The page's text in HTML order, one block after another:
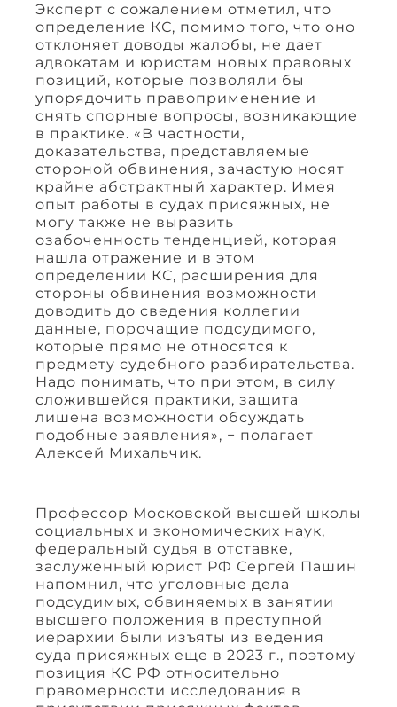
Эксперт с сожалением отметил, что
определение КС, помимо того, что оно
отклоняет доводы жалобы, не дает
адвокатам и юристам новых правовых
позиций, которые позволяли бы
упорядочить правоприменение и
снять спорные вопросы, возникающие
в практике. «В частности,
доказательства, представляемые
стороной обвинения, зачастую носят
крайне абстрактный характер. Имея
опыт работы в судах присяжных, не
могу также не выразить
озабоченность тенденцией, которая
нашла отражение и в этом
определении КС, расширения для
стороны обвинения возможности
доводить до сведения коллегии
данные, порочащие подсудимого,
которые прямо не относятся к
предмету судебного разбирательства.
Надо понимать, что при этом, в силу
сложившейся практики, защита
лишена возможности обсуждать
подобные заявления», − полагает
Алексей Михальчик.
Профессор Московской высшей школы
социальных и экономических наук,
федеральный судья в отставке,
заслуженный юрист РФ Сергей Пашин
напомнил, что уголовные дела
подсудимых, обвиняемых в занятии
высшего положения в преступной
иерархии были изъяты из ведения
суда присяжных еще в 2023 г., поэтому
позиция КС РФ относительно
правомерности исследования в